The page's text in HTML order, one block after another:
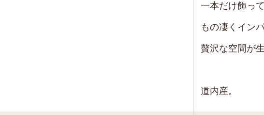
一本だけ飾っ
もの凄くイン
贅沢な空間が
道内産。